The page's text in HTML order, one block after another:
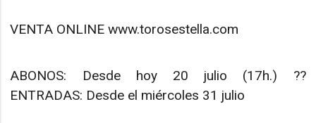
VENTA ONLINE www.torosestella.com
ABONOS: Desde hoy 20 julio (17h.) ??
ENTRADAS: Desde el miércoles 31 julio